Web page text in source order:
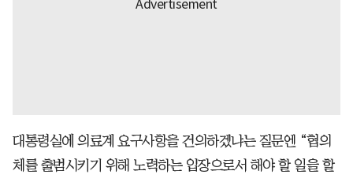
대통령실에 의료계 요구사항을 건의하겠냐는 질문엔 “협의
체를 출범시키기 위해 노력하는 입장으로서 해야 할 일을 할